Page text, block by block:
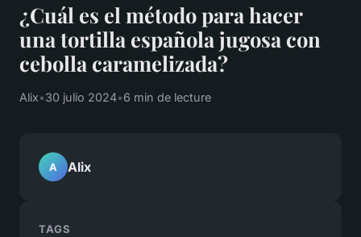
¿Cuál es el método para hacer
una tortilla española jugosa con
cebolla caramelizada?
Alix•30 julio 2024•6 min de lecture
A Alix
TAGS